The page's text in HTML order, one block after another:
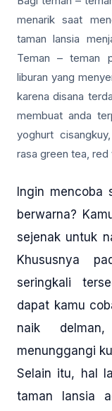
menarik saat
taman lansia
Teman – teman
liburan yang
karena disana
membuat anda
yoghurt
rasa green tea,
Ingin mencoba
berwarna?
sejenak untuk
Khususnya
seringkali
dapat kamu
naik
menunggangi
Selain itu, hal
taman lansia